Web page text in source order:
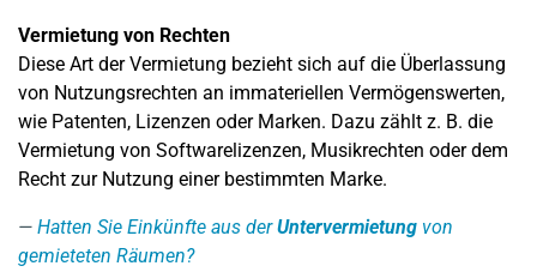
Vermietung von Rechten
Diese Art der Vermietung bezieht sich auf die Überlassung
von Nutzungsrechten an immateriellen Vermögenswerten,
wie Patenten, Lizenzen oder Marken. Dazu zählt z. B. die
Vermietung von Softwarelizenzen, Musikrechten oder dem
Recht zur Nutzung einer bestimmten Marke.
Hatten Sie Einkünfte aus derUntervermietung von
gemieteten Räumen?